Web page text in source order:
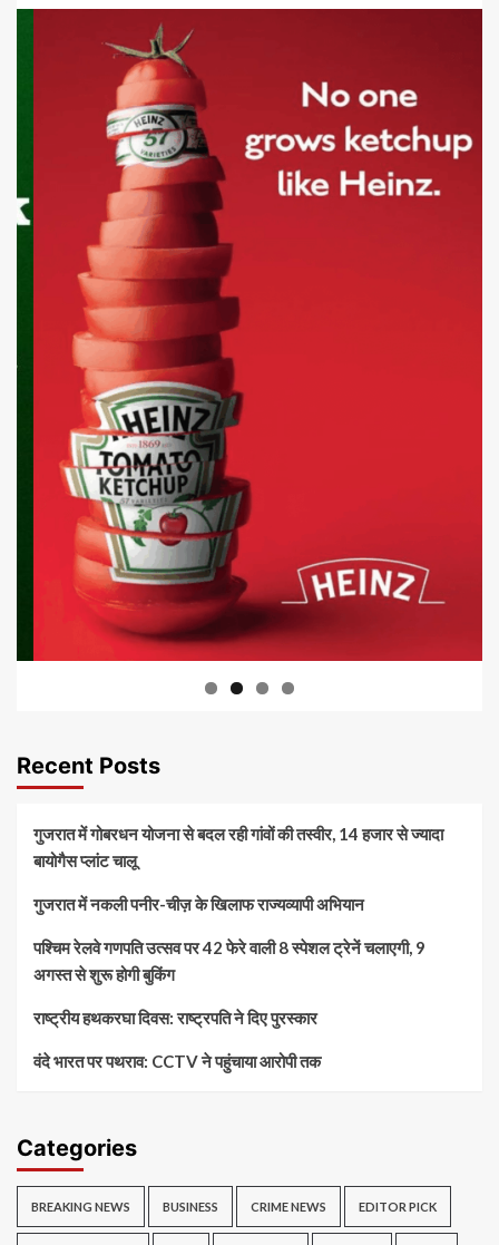
Recent Posts
गुजरात में गोबरधन योजना से बदल रही गांवों की तस्वीर, 14 हजार से ज्यादा
बायोगैस प्लांट चालू
गुजरात में नकली पनीर-चीज़ के खिलाफ राज्यव्यापी अभियान
पश्चिम रेलवे गणपति उत्सव पर 42 फेरे वाली 8 स्पेशल ट्रेनें चलाएगी, 9
अगस्त से शुरू होगी बुकिंग
राष्ट्रीय हथकरघा दिवस: राष्ट्रपति ने दिए पुरस्कार
वंदे भारत पर पथराव: CCTV ने पहुंचाया आरोपी तक
Categories
BREAKING NEWS BUSINESS CRIME NEWS EDITOR PICK